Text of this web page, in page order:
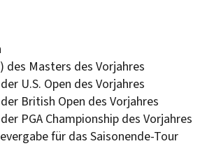
Masters des Vorjahres
U.S. Open des Vorjahres
British Open des Vorjahres
PGA Championship des Vorjahres
für das Saisonende-Tour